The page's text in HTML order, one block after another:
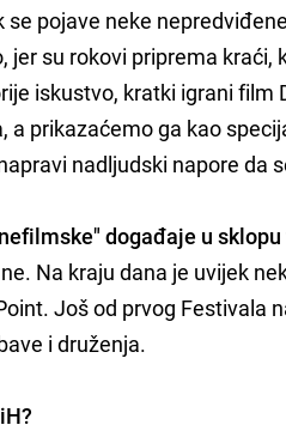
pojave neke
jer su rokovi priprema
iskustvo, kratki igrani film
a prikazaćemo ga kao
nadljudski napore da
događaje u
Na kraju dana je uvijek
Još od prvog Festivala
i druženja.